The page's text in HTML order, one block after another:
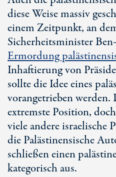
diese Weise massiv
einem Zeitpunkt, an
Sicherheitsminister
Ermordung
Inhaftierung von
sollte die Idee eines
vorangetrieben werden.
extremste Position,
viele andere israelische
die Palästinensische
schließen einen
kategorisch aus.